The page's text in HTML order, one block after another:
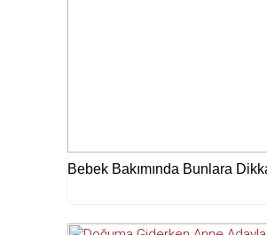
Bebek Bakımında Bunlara